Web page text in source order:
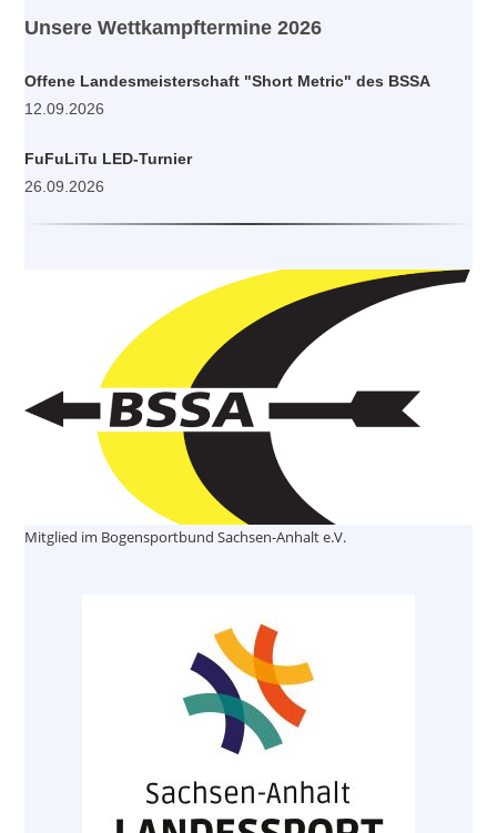
Unsere Wettkampftermine 2026
Offene Landesmeisterschaft "Short Metric" des BSSA
12.09.2026
FuFuLiTu LED-Turnier
26.09.2026
Mitglied im Bogensportbund Sachsen-Anhalt e.V.